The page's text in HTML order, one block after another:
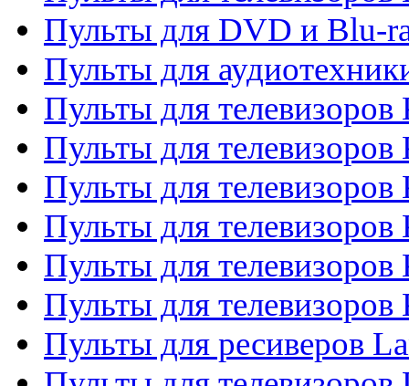
Пульты для DVD и Blu-
Пульты для
Пульты для
Пульты для телевизоров
Пульты для телевизоров
Пульты для телевизоров
Пульты для
Пульты для
Пульты для ресиверов